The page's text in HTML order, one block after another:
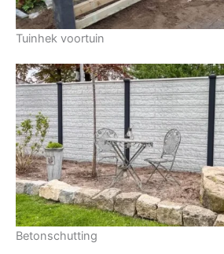
Tuinhek voortuin
Betonschutting